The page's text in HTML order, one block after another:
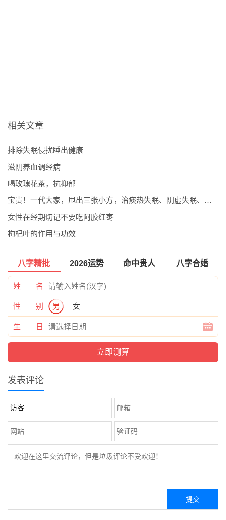
相关文章
排除失眠侵扰睡出健康
滋阴养血调经病
喝玫瑰花茶，抗抑郁
宝贵！一代大家，甩出三张小方，治痰热失眠、阴虚失眠、心火失眠
女性在经期切记不要吃阿胶红枣
枸杞叶的作用与功效
八字精批 2026运势 命中贵人 八字合婚
姓 名
性 别 男 女
生 日
发表评论